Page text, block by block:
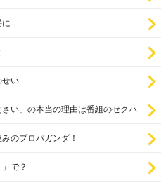
せい
い」の本当の理由は番組のセクハ
のプロパガンダ！
で？